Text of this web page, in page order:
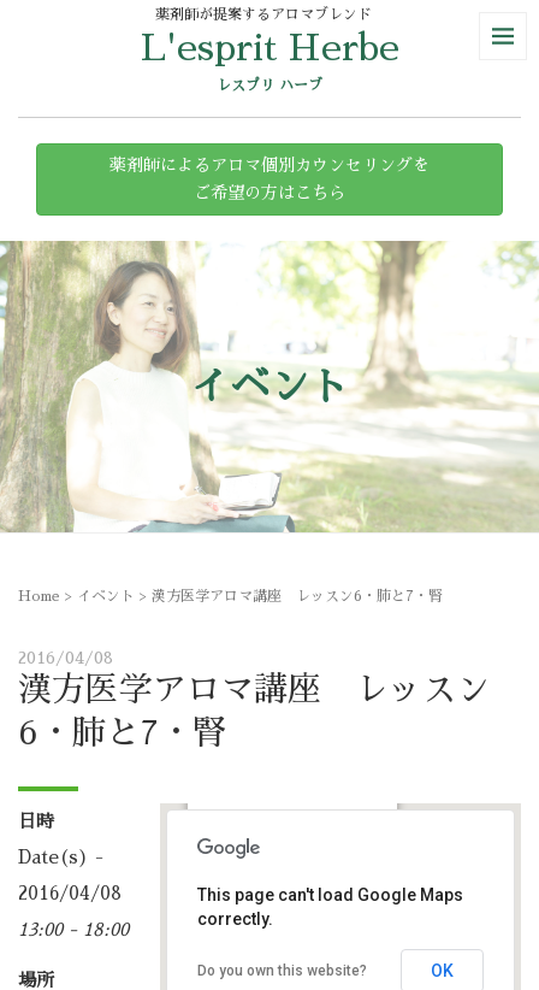
薬剤師が提案するアロマブレンド
L'esprit Herbe
レスプリ ハーブ
薬剤師によるアロマ個別カウンセリングを
ご希望の方はこちら
イベント
Home > イベント > 漢方医学アロマ講座 レッスン6・肺と7・腎
2016/04/08
漢方医学アロマ講座 レッスン
6・肺と7・腎
Lesprit Herbe（レスプリハ
那加桜町1丁目115-2 - 各務原
予定表
This page can't load Google Maps
correctly.
Do you own this website? OK
日時
Date(s) -
2016/04/08
13:00 - 18:00
場所